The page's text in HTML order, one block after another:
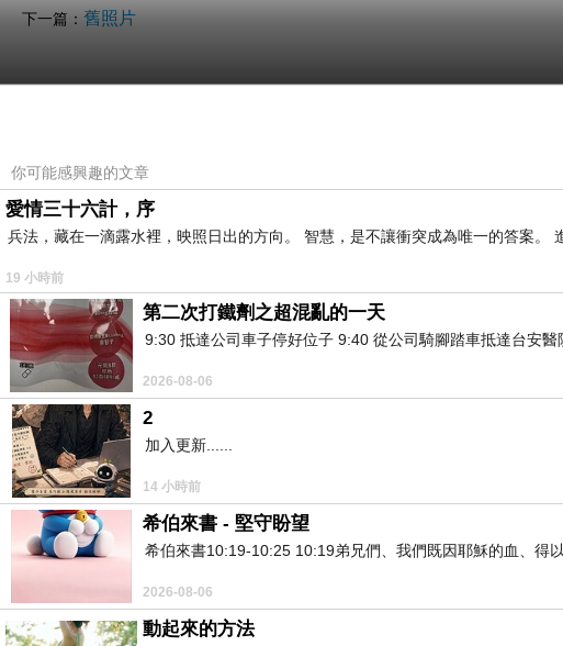
下一篇： 舊照片
幻塵
2025-11-03 12:54:35
馬兄!!
春心動了喔!! 哈哈
版主回應
呀呀！只是生活中遇到的景象，一時的靈感所作，不
2025-11-08 22:28:09
你可能感興趣的文章
愛情三十六計，序
兵法，藏在一滴露水裡，映照日出的方向。 智慧，是不讓衝突成為唯一的答案。
19 小時前
第二次打鐵劑之超混亂的一天
9:30 抵達公司車子停好位子 9:40 從公司騎腳踏車抵達台安
2026-08-06
2
加入更新......
14 小時前
希伯來書 - 堅守盼望
希伯來書10:19-10:25 10:19弟兄們、我們既因耶穌的血、得
2026-08-06
動起來的方法